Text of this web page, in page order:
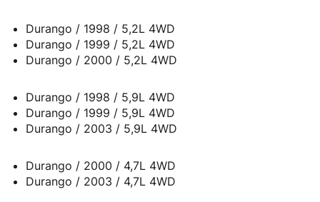
Durango / 1998 / 5,2L 4WD
Durango / 1999 / 5,2L 4WD
Durango / 2000 / 5,2L 4WD
Durango / 1998 / 5,9L 4WD
Durango / 1999 / 5,9L 4WD
Durango / 2003 / 5,9L 4WD
Durango / 2000 / 4,7L 4WD
Durango / 2003 / 4,7L 4WD